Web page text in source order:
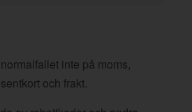
inte på moms,
och frakt.